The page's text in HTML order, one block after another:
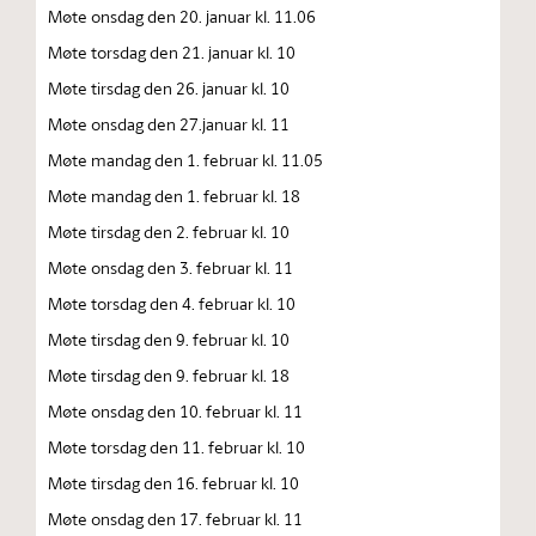
Møte onsdag den 20. januar kl. 11.06
Møte torsdag den 21. januar kl. 10
Møte tirsdag den 26. januar kl. 10
Møte onsdag den 27.januar kl. 11
Møte mandag den 1. februar kl. 11.05
Møte mandag den 1. februar kl. 18
Møte tirsdag den 2. februar kl. 10
Møte onsdag den 3. februar kl. 11
Møte torsdag den 4. februar kl. 10
Møte tirsdag den 9. februar kl. 10
Møte tirsdag den 9. februar kl. 18
Møte onsdag den 10. februar kl. 11
Møte torsdag den 11. februar kl. 10
Møte tirsdag den 16. februar kl. 10
Møte onsdag den 17. februar kl. 11